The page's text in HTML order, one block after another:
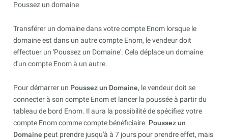
Poussez un domaine
Transférer un domaine dans votre compte Enom lorsque le
domaine est dans un autre compte Enom, le vendeur doit
effectuer un 'Poussez un Domaine'. Cela déplace un domaine
d'un compte Enom à un autre.
Pour démarrer un Poussez un Domaine, le vendeur doit se
connecter à son compte Enom et lancer la poussée à partir du
tableau de bord Enom. Il aura la possibilité de spécifiez votre
compte Enom comme compte bénéficiaire. Poussez un
Domaine peut prendre jusqu'à à 7 jours pour prendre effet, mais